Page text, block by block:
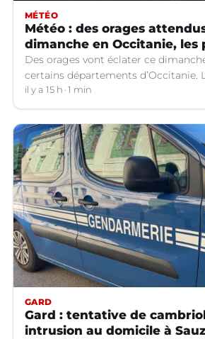
MÉTÉO
Météo : des orages
dimanche en Occitanie, les
Des orages vont éclater ce
certains départements d’Occitanie.
il y a 15 h 1 min
GARD
Gard : tentative de
intrusion au domicile à